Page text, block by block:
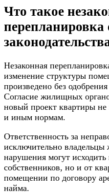
Что такое
перепланировка
Незаконная
изменение структуры
произведено без
Согласие жилищных
новый проект квартиры
и иным нормам.
Ответственность за
исключительно
нарушения могут исходить
собственников, но и от
помещении по договору
найма.